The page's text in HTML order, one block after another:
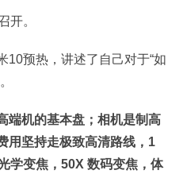
开。
10预热，讲述了自己对于“如
端机的基本盘；相机是制高
用坚持走极致高清路线，1
学变焦，50X 数码变焦，体